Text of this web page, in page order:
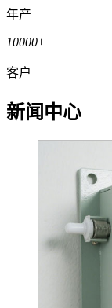
年产
10000+
客户
新闻中心